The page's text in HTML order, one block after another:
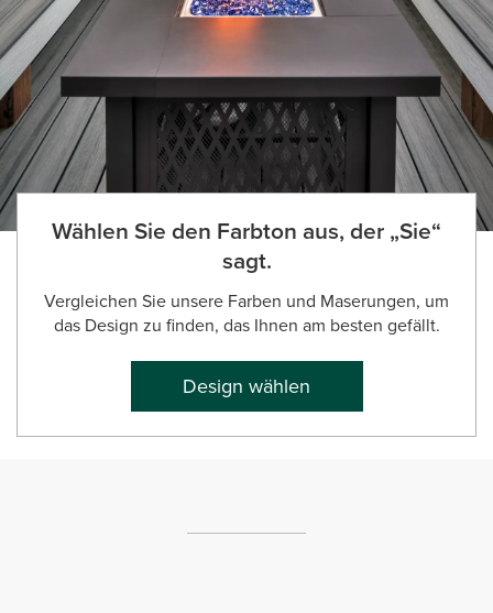
Wählen Sie den Farbton aus, der „Sie“
sagt.
Vergleichen Sie unsere Farben und Maserungen, um
das Design zu finden, das Ihnen am besten gefällt.
Design wählen